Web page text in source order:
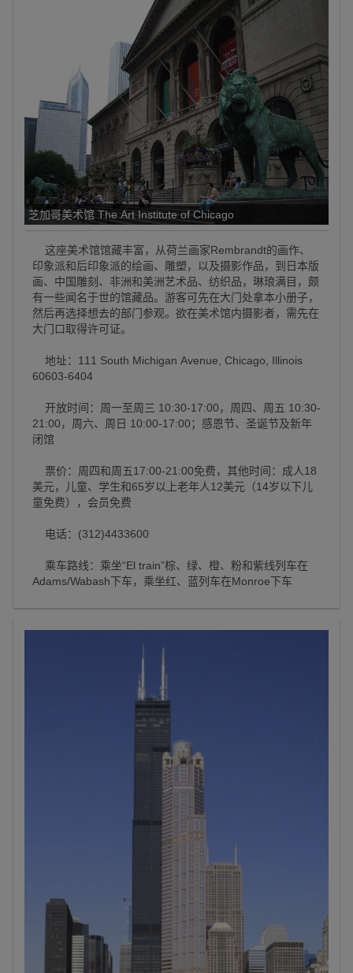
芝加哥美术馆 The Art Institute of Chicago
这座美术馆馆藏丰富，从荷兰画家Rembrandt的画作、
印象派和后印象派的绘画、雕塑，以及摄影作品，到日本版
画、中国雕刻、非洲和美洲艺术品、纺织品，琳琅满目，颇
有一些闻名于世的馆藏品。游客可先在大门处拿本小册子，
然后再选择想去的部门参观。欲在美术馆内摄影者，需先在
大门口取得许可证。
地址：111 South Michigan Avenue, Chicago, Illinois
60603-6404
开放时间：周一至周三 10:30-17:00，周四、周五 10:30-
21:00，周六、周日 10:00-17:00；感恩节、圣诞节及新年
闭馆
票价：周四和周五17:00-21:00免费，其他时间：成人18
美元，儿童、学生和65岁以上老年人12美元（14岁以下儿
童免费），会员免费
电话：(312)4433600
乘车路线：乘坐“El train”棕、绿、橙、粉和紫线列车在
Adams/Wabash下车，乘坐红、蓝列车在Monroe下车